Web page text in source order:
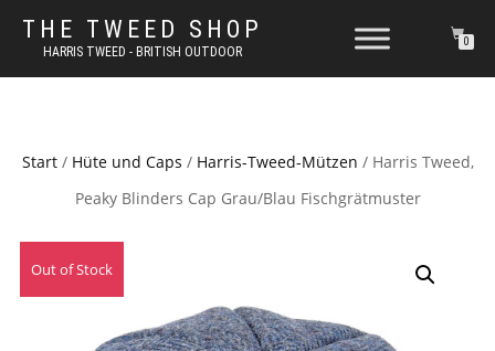
THE TWEED SHOP
HARRIS TWEED - BRITISH OUTDOOR
0
Start/ Hüte und Caps / Harris-Tweed-Mützen / Harris Tweed,
Peaky Blinders Cap Grau/Blau Fischgrätmuster
Out of Stock